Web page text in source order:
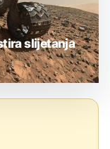
slijetanja